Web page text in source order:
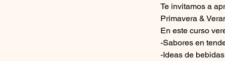
Te invitamos a
Primavera &
En este curso
-Sabores en
-Ideas de